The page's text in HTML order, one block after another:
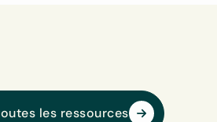
les ressources